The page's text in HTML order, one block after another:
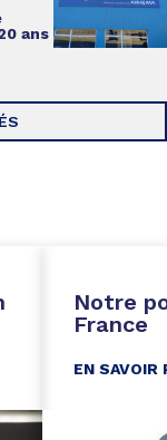
ans
Notre
France
EN SAVOIR